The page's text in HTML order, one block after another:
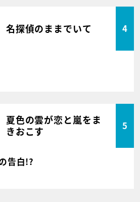
名探偵のままでいて 4
夏色の雲が恋と嵐をま
きおこす
5
告白!?